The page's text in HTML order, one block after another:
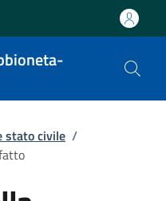
stato civile /